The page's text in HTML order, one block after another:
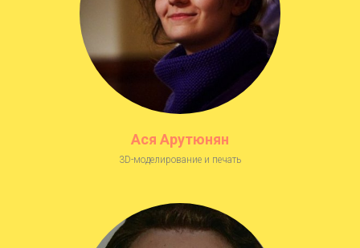
Ася Арутюнян
3D-моделирование и печать